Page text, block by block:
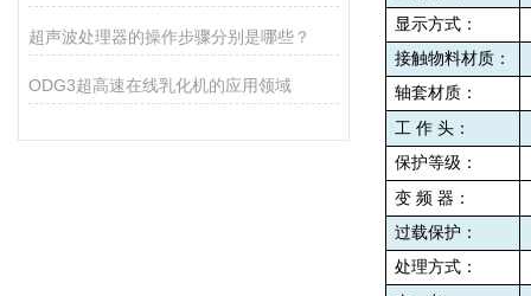
超声波处理器的操作步骤分别是哪些？
ODG3超高速在线乳化机的应用领域
显示方式：
接触物料材质：
轴套材质：
工 作 头：
保护等级：
变 频 器：
过载保护：
处理方式：